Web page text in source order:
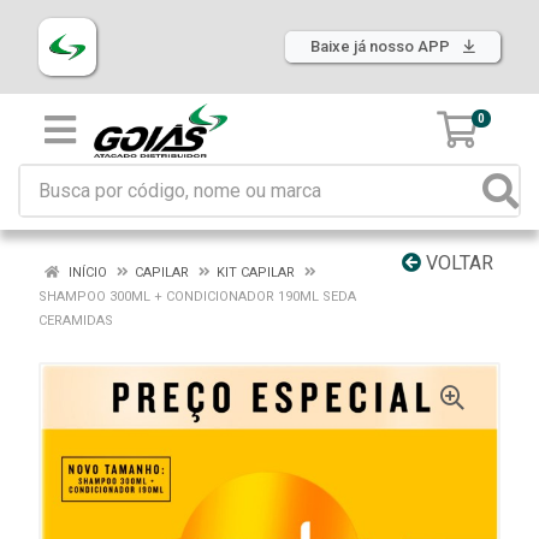
Baixe já nosso APP
0
VOLTAR
INÍCIO CAPILAR
KIT CAPILAR
SHAMPOO 300ML + CONDICIONADOR 190ML SEDA
CERAMIDAS